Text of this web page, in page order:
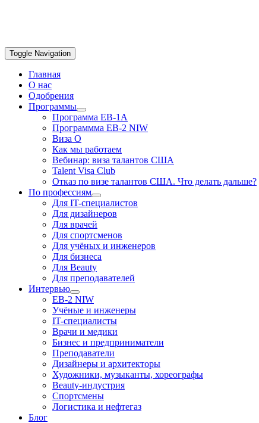
Toggle Navigation
Главная
О нас
Одобрения
Программы
Программа EB-1A
Программма EB-2 NIW
Виза О
Как мы работаем
Вебинар: виза талантов США
Talent Visa Club
Отказ по визе талантов США. Что делать дальше?
По профессиям
Для IT-специалистов
Для дизайнеров
Для врачей
Для спортсменов
Для учёных и инженеров
Для бизнеса
Для Beauty
Для преподавателей
Интервью
EB-2 NIW
Учёные и инженеры
IT-специалисты
Врачи и медики
Бизнес и предприниматели
Преподаватели
Дизайнеры и архитекторы
Художники, музыканты, хореографы
Beauty-индустрия
Спортсмены
Логистика и нефтегаз
Блог